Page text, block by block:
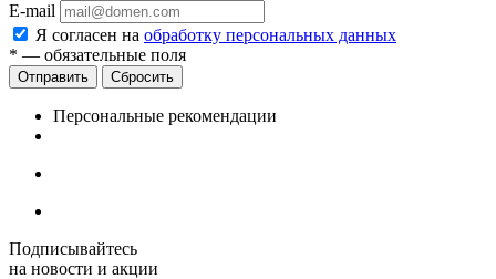
E-mail
Я согласен на обработку персональных данных
* — обязательные поля
Сбросить
Персональные рекомендации
Подписывайтесь
на новости и акции